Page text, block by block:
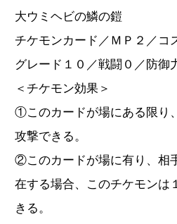
大ウミヘビの鱗の鎧
チケモンカード／ＭＰ２／コ
グレード１０／戦闘０／防御
＜チケモン効果＞
①このカードが場にある限り
攻撃できる。
②このカードが場に有り、相
在する場合、このチケモンは
きる。